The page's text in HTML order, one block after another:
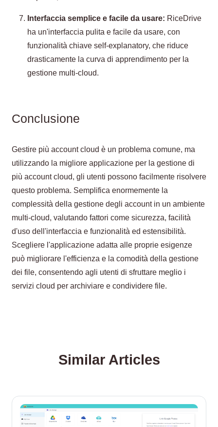
Interfaccia semplice e facile da usare: RiceDrive
ha un'interfaccia pulita e facile da usare, con
funzionalità chiave self-explanatory, che riduce
drasticamente la curva di apprendimento per la
gestione multi-cloud.
Conclusione
Gestire più account cloud è un problema comune, ma
utilizzando la migliore applicazione per la gestione di
più account cloud, gli utenti possono facilmente risolvere
questo problema. Semplifica enormemente la
complessità della gestione degli account in un ambiente
multi-cloud, valutando fattori come sicurezza, facilità
d'uso dell'interfaccia e funzionalità ed estensibilità.
Scegliere l'applicazione adatta alle proprie esigenze
può migliorare l'efficienza e la comodità della gestione
dei file, consentendo agli utenti di sfruttare meglio i
servizi cloud per archiviare e condividere file.
Similar Articles